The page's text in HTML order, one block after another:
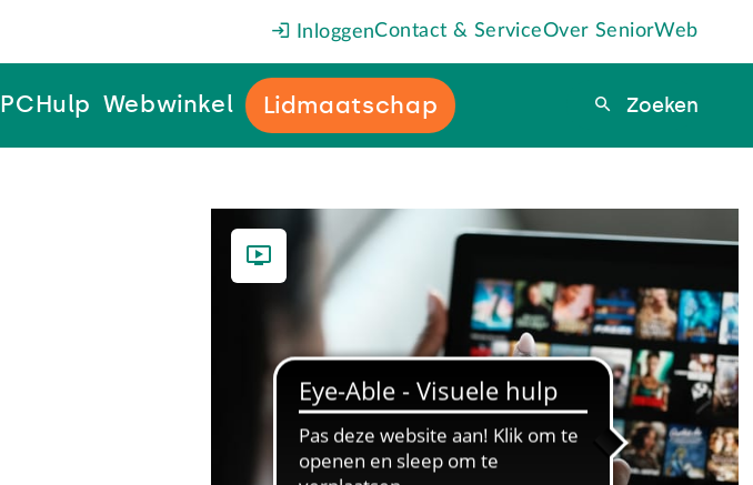
InloggenContact & ServiceOver SeniorWeb
PCHulp Webwinkel Lidmaatschap Zoeken
Zoeken